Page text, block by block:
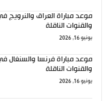
والقنوات الناقلة
يونيو 16, 2026
والقنوات الناقلة
يونيو 16, 2026